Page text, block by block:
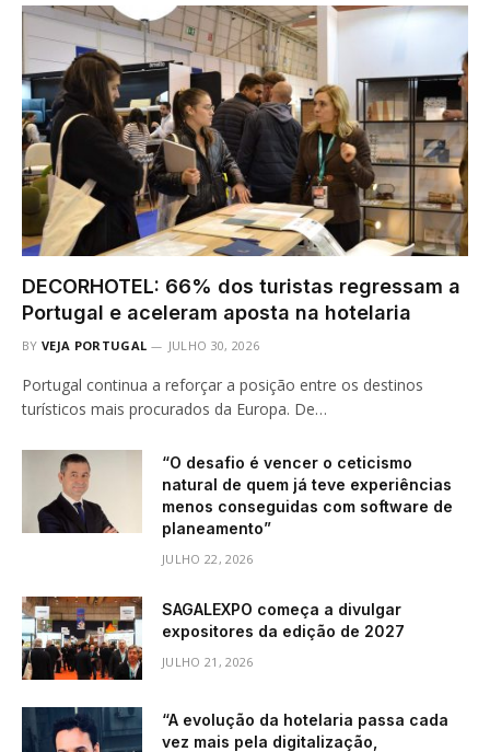
DECORHOTEL: 66% dos turistas regressam a
Portugal e aceleram aposta na hotelaria
BY VEJA PORTUGAL JULHO 30, 2026
Portugal continua a reforçar a posição entre os destinos
turísticos mais procurados da Europa. De…
“O desafio é vencer o ceticismo
natural de quem já teve experiências
menos conseguidas com software de
planeamento”
JULHO 22, 2026
SAGALEXPO começa a divulgar
expositores da edição de 2027
JULHO 21, 2026
“A evolução da hotelaria passa cada
vez mais pela digitalização,